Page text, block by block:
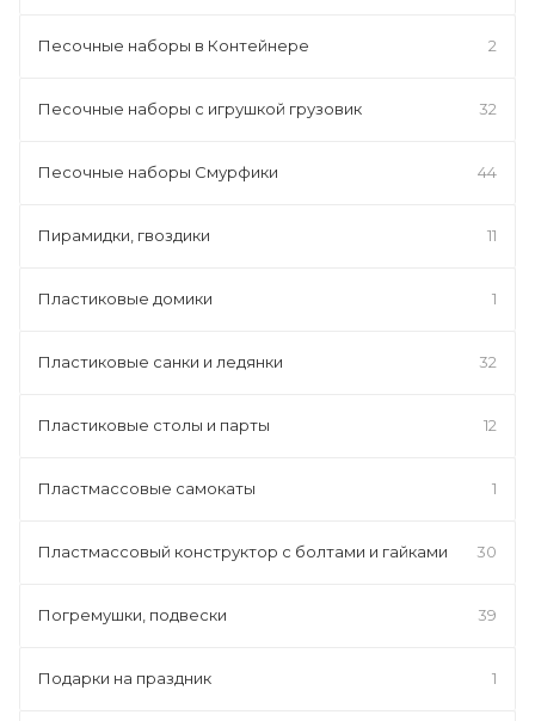
Песочные наборы в Контейнере 2
Песочные наборы с игрушкой грузовик 32
Песочные наборы Смурфики 44
Пирамидки, гвоздики 11
Пластиковые домики 1
Пластиковые санки и ледянки 32
Пластиковые столы и парты 12
Пластмассовые самокаты 1
Пластмассовый конструктор с болтами и гайками 30
Погремушки, подвески 39
Подарки на праздник 1